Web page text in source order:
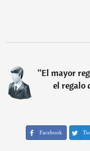
“El mayor
el regalo
Facebook